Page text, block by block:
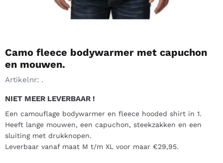
Camo fleece bodywarmer met capuchon
en mouwen.
Artikelnr: .
NIET MEER LEVERBAAR !
Een camouflage bodywarmer en fleece hooded shirt in 1.
Heeft lange mouwen, een capuchon, steekzakken en een
sluiting met drukknopen.
Leverbaar vanaf maat M t/m XL voor maar €29,95.